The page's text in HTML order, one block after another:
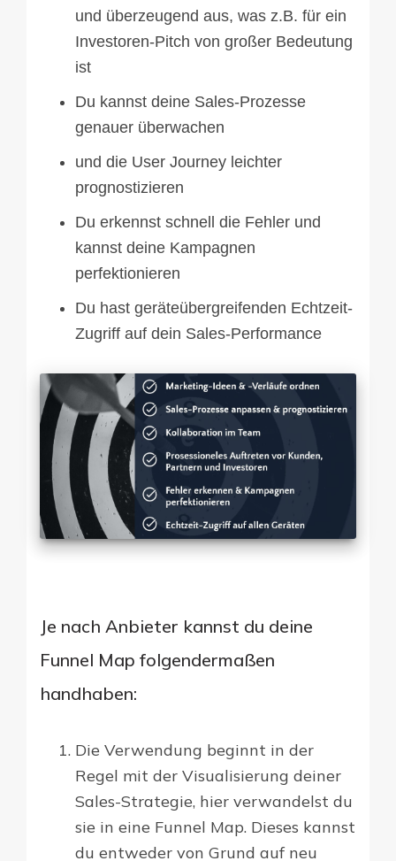
und überzeugend aus, was z.B. für ein
Investoren-Pitch von großer Bedeutung
ist
Du kannst deine Sales-Prozesse
genauer überwachen
und die User Journey leichter
prognostizieren
Du erkennst schnell die Fehler und
kannst deine Kampagnen
perfektionieren
Du hast geräteübergreifenden Echtzeit-
Zugriff auf dein Sales-Performance
Je nach Anbieter kannst du deine
Funnel Map folgendermaßen
handhaben:
Die Verwendung beginnt in der
Regel mit der Visualisierung deiner
Sales-Strategie, hier verwandelst du
sie in eine Funnel Map. Dieses kannst
du entweder von Grund auf neu